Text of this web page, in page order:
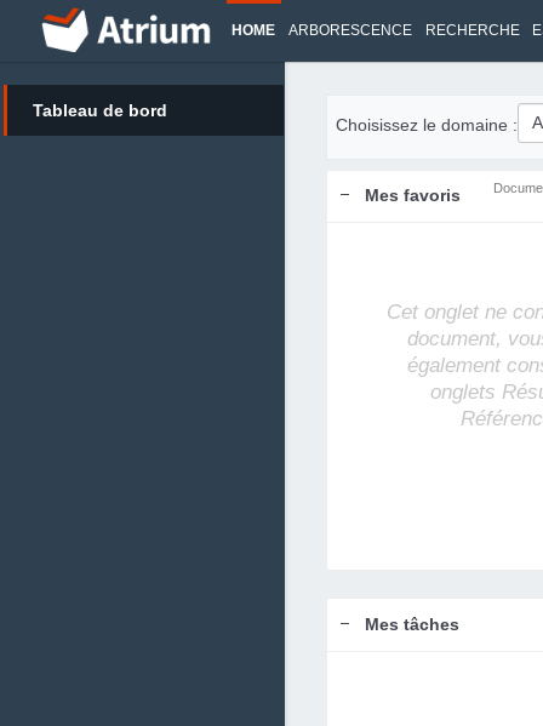
HOME ARBORESCENCE RECHERCHE
Tableau de bord
Choisissez le domaine :
Mes favoris
Cet onglet ne
document,
également
onglets
Mes tâches